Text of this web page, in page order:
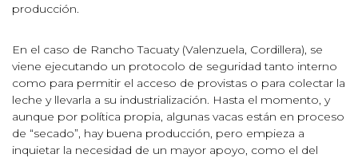
producción.
En el caso de Rancho Tacuaty (Valenzuela, Cordillera), se
viene ejecutando un protocolo de seguridad tanto interno
como para permitir el acceso de provistas o para colectar la
leche y llevarla a su industrialización. Hasta el momento, y
aunque por política propia, algunas vacas están en proceso
de “secado”, hay buena producción, pero empieza a
inquietar la necesidad de un mayor apoyo, como el del